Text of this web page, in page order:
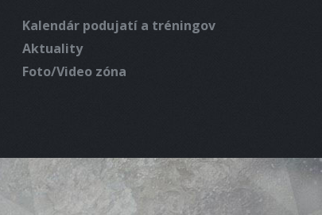
Kalendár podujatí a tréningov
Aktuality
Foto/Video zóna